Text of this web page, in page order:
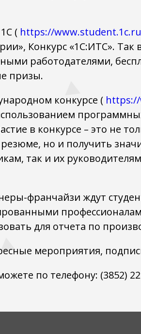
( https://
Конкурс «1С:ИТС».
работодателями,
призы.
конкурсе (
в конкурсе – это не
резюме, но и получить
так и их
франчайзи ждут
для отчета по
мероприятия,
по телефону: (3852)